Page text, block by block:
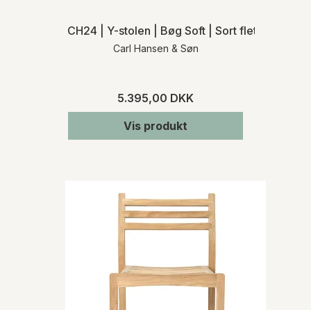
CH24 | Y-stolen | Bøg Soft | Sort flet
Carl Hansen & Søn
5.395,00 DKK
Vis produkt